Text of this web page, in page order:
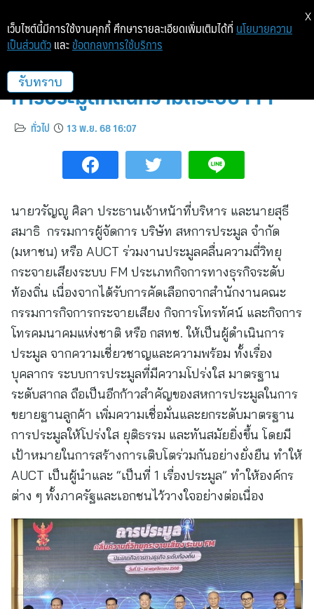
กสทช.เลือก AUCT เป็นผู้ดำเนิน
การประมูลคลื่นความถี่ระบบ FM
ทั่วไป 13 พ.ย. 68 16:07
นายวรัญญู ศิลา ประธานเจ้าหน้าที่บริหาร และนายสุธี
สมาธิ กรรมการผู้จัดการ บริษัท สหการประมูล จำกัด
(มหาชน) หรือ AUCT ร่วมงานประมูลคลื่นความถี่วิทยุ
กระจายเสียงระบบ FM ประเภทกิจการทางธุรกิจระดับ
ท้องถิ่น เนื่องจากได้รับการคัดเลือกจากสำนักงานคณะ
กรรมการกิจการกระจายเสียง กิจการโทรทัศน์ และกิจการ
โทรคมนาคมแห่งชาติ หรือ กสทช. ให้เป็นผู้ดำเนินการ
ประมูล จากความเชี่ยวชาญและความพร้อม ทั้งเรื่อง
บุคลากร ระบบการประมูลที่มีความโปร่งใส มาตรฐาน
ระดับสากล ถือเป็นอีกก้าวสำคัญของสหการประมูลในการ
ขยายฐานลูกค้า เพิ่มความเชื่อมั่นและยกระดับมาตรฐาน
การประมูลให้โปร่งใส ยุติธรรม และทันสมัยยิ่งขึ้น โดยมี
เป้าหมายในการสร้างการเติบโตร่วมกันอย่างยั่งยืน ทำให้
AUCT เป็นผู้นำและ “เป็นที่ 1 เรื่องประมูล” ทำให้องค์กร
ต่าง ๆ ทั้งภาครัฐและเอกชนไว้วางใจอย่างต่อเนื่อง
เว็บไซต์นี้มีการใช้งานคุกกี้ ศึกษารายละเอียดเพิ่มเติมได้ที่ นโยบายความ
เป็นส่วนตัว และ ข้อตกลงการใช้บริการ
รับทราบ
X